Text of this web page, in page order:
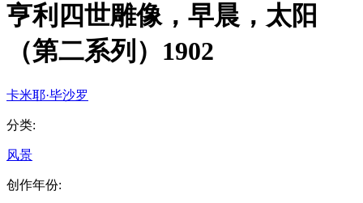
亨利四世雕像，早晨，太阳
（第二系列）1902
卡米耶·毕沙罗
分类:
风景
创作年份: